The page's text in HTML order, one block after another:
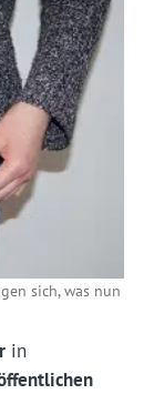
sich, was nun
in